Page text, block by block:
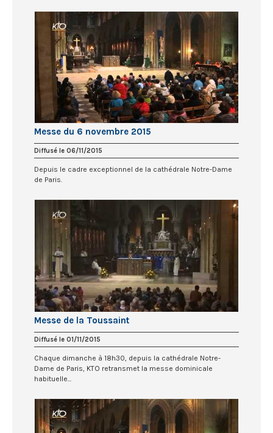
Messe du 6 novembre 2015
Diffusé le 06/11/2015
Depuis le cadre exceptionnel de la cathédrale Notre-Dame
de Paris.
Messe de la Toussaint
Diffusé le 01/11/2015
Chaque dimanche à 18h30, depuis la cathédrale Notre-
Dame de Paris, KTO retransmet la messe dominicale
habituelle...